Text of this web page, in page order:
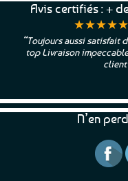
Avis certifiés : +
★★★★★
“Toujours aussi satisfait
top Livraison
client
N’en